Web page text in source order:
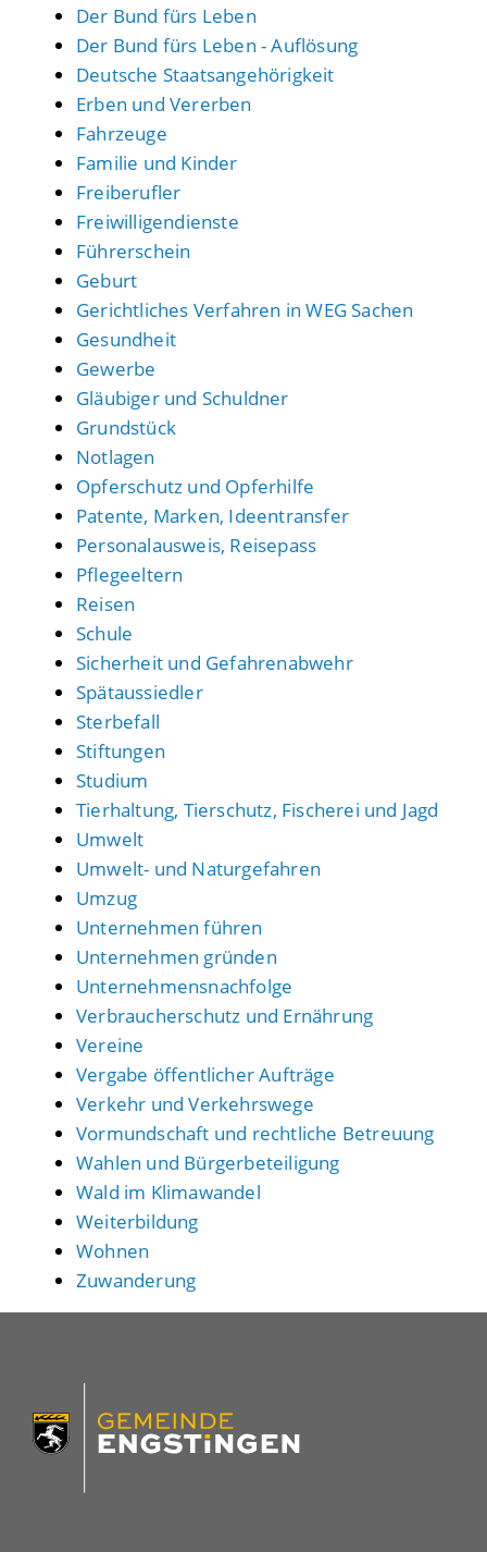
Der Bund fürs Leben
Der Bund fürs Leben - Auflösung
Deutsche Staatsangehörigkeit
Erben und Vererben
Fahrzeuge
Familie und Kinder
Freiberufler
Freiwilligendienste
Führerschein
Geburt
Gerichtliches Verfahren in WEG Sachen
Gesundheit
Gewerbe
Gläubiger und Schuldner
Grundstück
Notlagen
Opferschutz und Opferhilfe
Patente, Marken, Ideentransfer
Personalausweis, Reisepass
Pflegeeltern
Reisen
Schule
Sicherheit und Gefahrenabwehr
Spätaussiedler
Sterbefall
Stiftungen
Studium
Tierhaltung, Tierschutz, Fischerei und Jagd
Umwelt
Umwelt- und Naturgefahren
Umzug
Unternehmen führen
Unternehmen gründen
Unternehmensnachfolge
Verbraucherschutz und Ernährung
Vereine
Vergabe öffentlicher Aufträge
Verkehr und Verkehrswege
Vormundschaft und rechtliche Betreuung
Wahlen und Bürgerbeteiligung
Wald im Klimawandel
Weiterbildung
Wohnen
Zuwanderung